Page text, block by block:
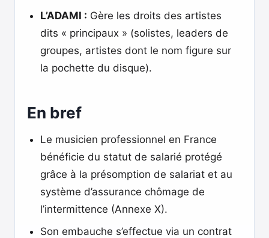
L’ADAMI : Gère les droits des artistes
dits « principaux » (solistes, leaders de
groupes, artistes dont le nom figure sur
la pochette du disque).
En bref
Le musicien professionnel en France
bénéficie du statut de salarié protégé
grâce à la présomption de salariat et au
système d’assurance chômage de
l’intermittence (Annexe X).
Son embauche s’effectue via un contrat